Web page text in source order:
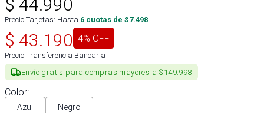
$ 44.990
Precio Tarjetas: Hasta 6 cuotas de $7.498
$ 43.190 4% OFF
Precio Transferencia Bancaria
Envío gratis para compras mayores a $149.998
Color:
Azul Negro